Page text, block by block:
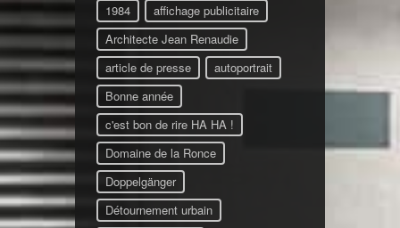
1984
affichage publicitaire
Architecte Jean Renaudie
article de presse
autoportrait
Bonne année
c'est bon de rire HA HA !
Domaine de la Ronce
Doppelgänger
Détournement urbain